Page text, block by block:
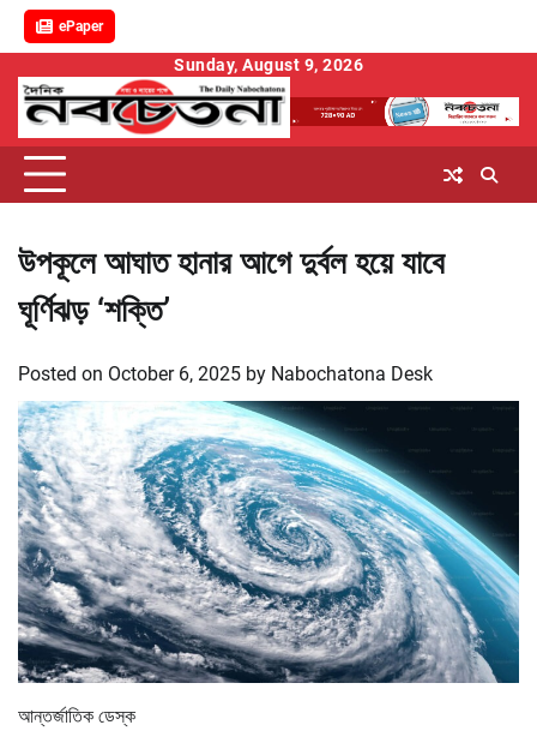
ePaper
content
Sunday, August 9, 2026
উপকূলে আঘাত হানার আগে দুর্বল হয়ে যাবে
ঘূর্ণিঝড় ‘শক্তি’
Posted on October 6, 2025 by Nabochatona Desk
আন্তর্জাতিক ডেস্ক